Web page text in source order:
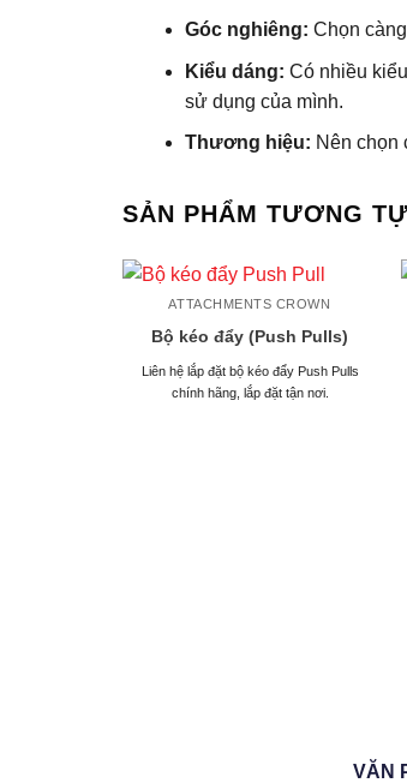
Góc nghiêng: Chọn
Kiểu dáng: Có nhiều
sử dụng của mình.
Thương hiệu: Nên chọn
SẢN PHẨM TƯƠNG TỰ
ATTACHMENTS CROWN
Bộ kéo đẩy (Push Pulls)
Liên hệ lắp đặt bộ kéo đẩy Push Pulls
chính hãng, lắp đặt tận nơi.
VĂN